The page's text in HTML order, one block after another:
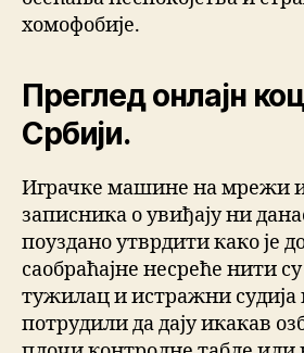
хомофобије.
Преглед онлајн
Србији.
Играчке машине на мрежи
записника о увиђају ни
поуздано утврдити како је
саобраћајне несреће нити
тужилац и истражни судија
потрудили да дају икакав